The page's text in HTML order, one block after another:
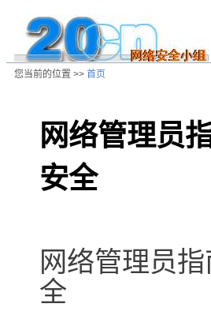
您当前的位置 >> 首页
网络管理员
安全
网络管理员
全